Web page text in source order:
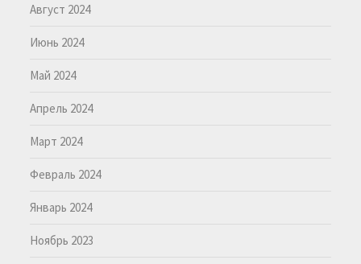
Август 2024
Июнь 2024
Май 2024
Апрель 2024
Март 2024
Февраль 2024
Январь 2024
Ноябрь 2023